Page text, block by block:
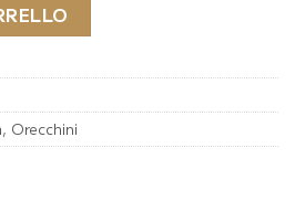
, Orecchini